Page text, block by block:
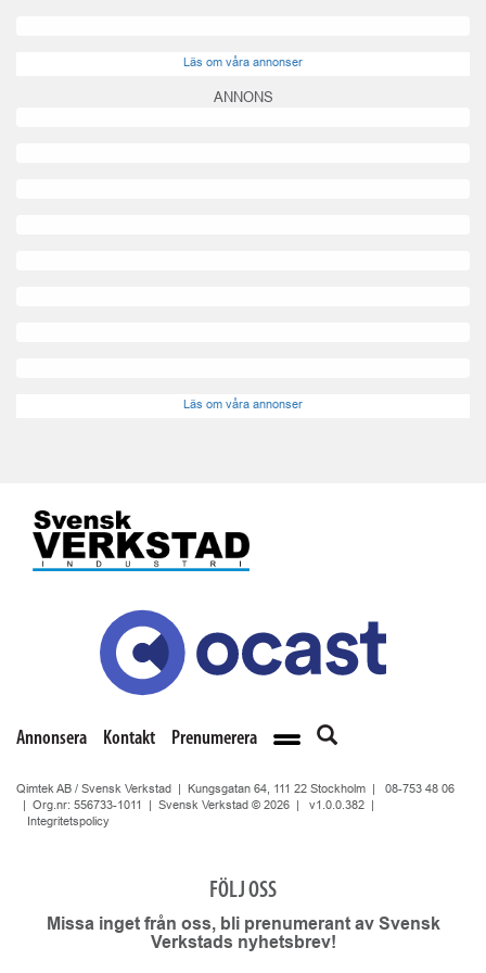
Läs om våra annonser
ANNONS
Läs om våra annonser
Annonsera Kontakt Prenumerera
Qimtek AB / Svensk Verkstad | Kungsgatan 64, 111 22 Stockholm | 08-753 48 06
| Org.nr: 556733-1011 | Svensk Verkstad © 2026 | v1.0.0.382
Integritetspolicy
FÖLJ OSS
Missa inget från oss, bli prenumerant av Svensk
Verkstads nyhetsbrev!